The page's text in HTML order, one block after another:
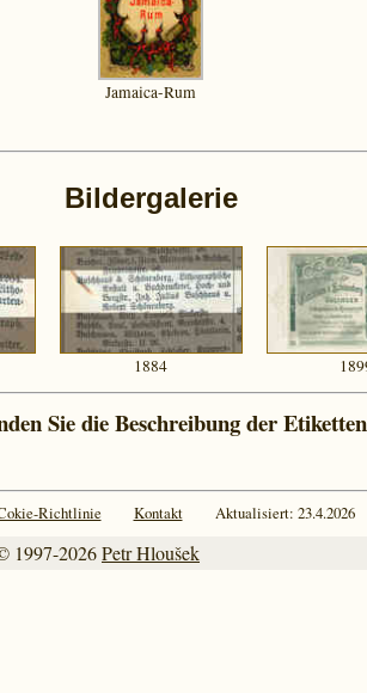
Jamaica-Rum
Bildergalerie
1884
Sie die Beschreibung der Etiketten
Richtlinie Kontakt Aktualisiert: 23.4.2026
1997-2026Petr Hloušek